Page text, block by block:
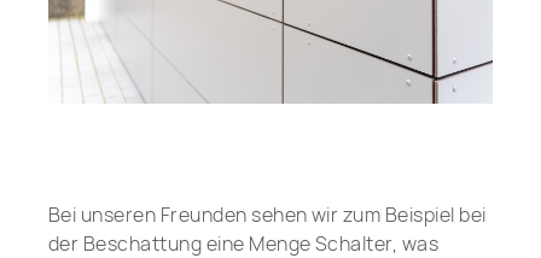
Bei unseren Freunden sehen wir zum Beispiel bei
der Beschattung eine Menge Schalter, was